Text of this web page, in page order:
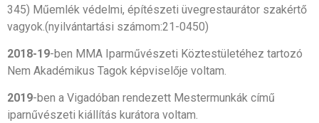
345) Műemlék védelmi, építészeti üvegrestaurátor szakértő
vagyok.(nyilvántartási számom:21-0450)
2018-19-ben MMA Iparművészeti Köztestületéhez tartozó
Nem Akadémikus Tagok képviselője voltam.
2019-ben a Vigadóban rendezett Mestermunkák című
iparnűvészeti kiállítás kurátora voltam.